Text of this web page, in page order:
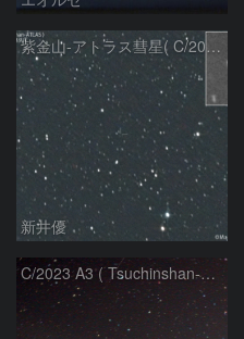
紫金山-アトラス彗星( C/2023A3 )：2025/09/16
新井優
C/2023 A3 ( Tsuchinshan-ATLAS )